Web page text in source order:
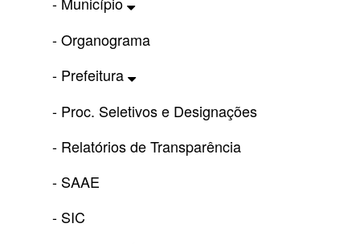
- Organograma
- Prefeitura
- Proc. Seletivos e Designações
- Relatórios de Transparência
- SAAE
- SIC